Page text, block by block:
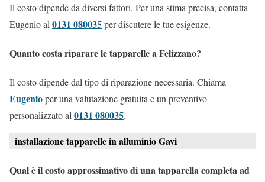
Il costo dipende da diversi fattori. Per una stima precisa, contatta
Eugenio al 0131 080035per discutere le tue esigenze.
Quanto costa riparare le tapparelle a Felizzano?
Il costo dipende dal tipo di riparazione necessaria. Chiama
Eugenioper una valutazione gratuita e un preventivo
personalizzato al 0131 080035.
installazione tapparelle in alluminio Gavi
Qual è il costo approssimativo di una tapparella completa ad